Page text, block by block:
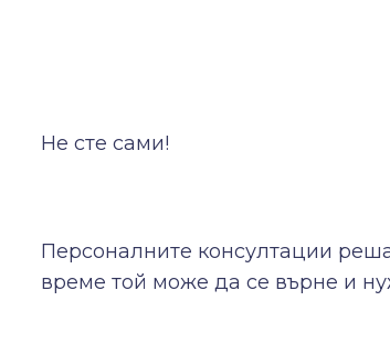
Не сте сами!
Персоналните консултации
време той може да се върне и